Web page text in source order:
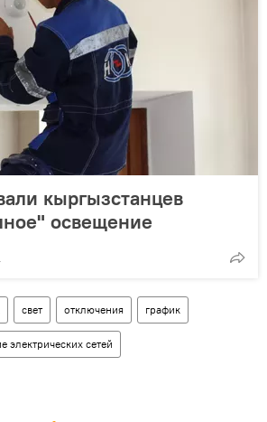
кыргызстанцев
освещение
свет отключения график
электрических сетей